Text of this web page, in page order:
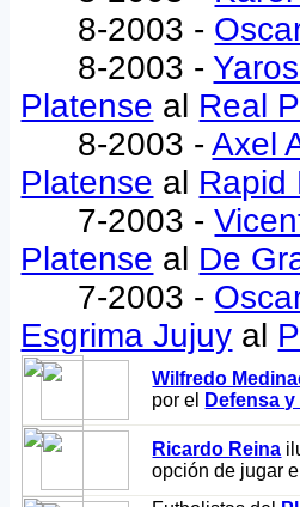
8-2003 -
8-2003 -
Platense al Real
8-2003 -Axel
Platense al Rapid
7-2003 -
Platense al De
7-2003 -
Esgrima Jujuy al
Wilfredo
por el
Defensa
Ricardo Reina
opción de jugar